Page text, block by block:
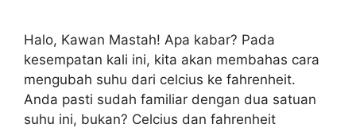
Halo, Kawan Mastah! Apa kabar? Pada
kesempatan kali ini, kita akan membahas cara
mengubah suhu dari celcius ke fahrenheit.
Anda pasti sudah familiar dengan dua satuan
suhu ini, bukan? Celcius dan fahrenheit